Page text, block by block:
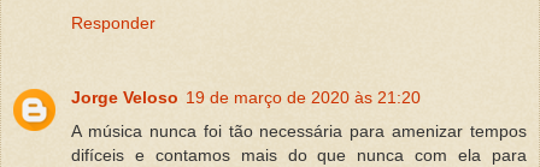
Responder
Jorge Veloso 19 de março de 2020 às 21:20
A música nunca foi tão necessária para amenizar tempos
difíceis e contamos mais do que nunca com ela para